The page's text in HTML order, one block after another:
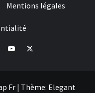
Mentions légales
Youtube
X
Fr| Thème: Elegant